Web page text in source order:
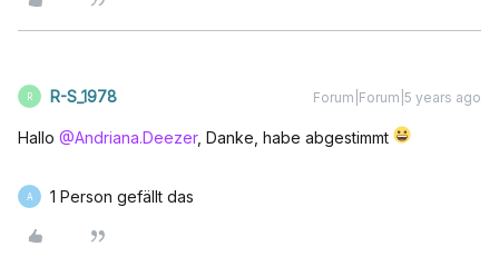
R R-S_1978 Forum|Forum|5 years ago
Hallo @Andriana.Deezer, Danke, habe abgestimmt
A 1 Person gefällt das